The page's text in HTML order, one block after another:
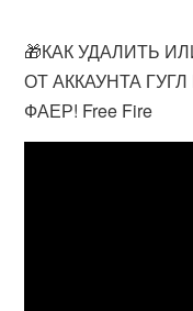
🎁КАК УДАЛИТЬ
ОТ АККАУНТА
ФАЕР! Free Fire